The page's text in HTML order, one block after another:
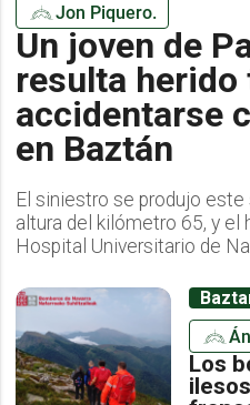
Jon Piquero.
Un joven de
resulta herido
accidentarse
en Baztán
El siniestro se produjo este
altura del kilómetro 65, y el
Hospital Universitario de
Los